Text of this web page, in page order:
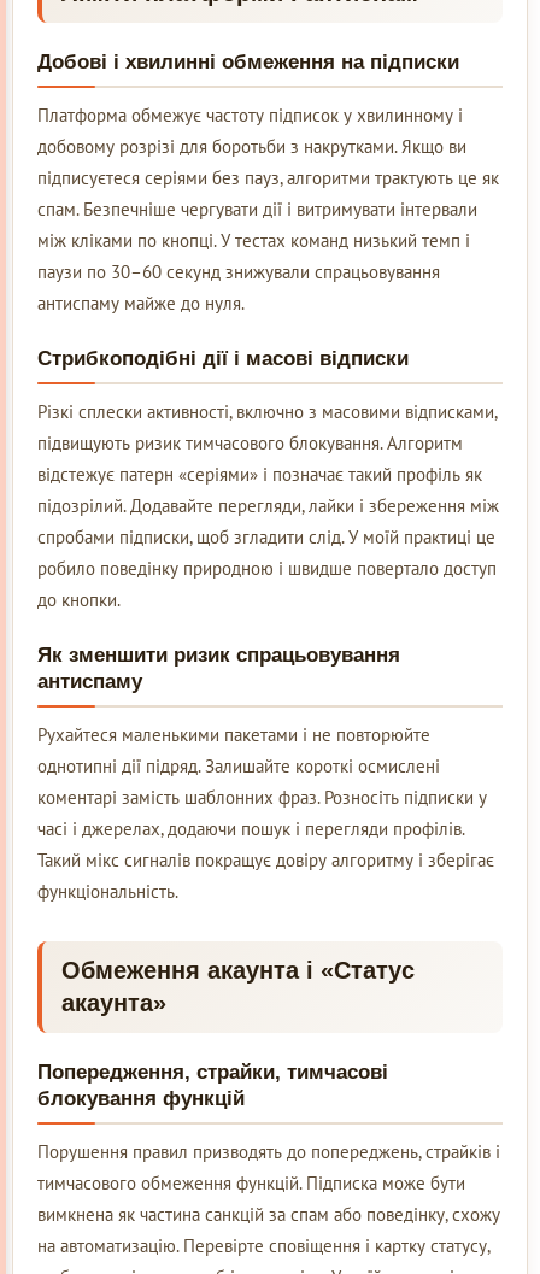
Добові і хвилинні обмеження на підписки
Платформа обмежує частоту підписок у хвилинному і
добовому розрізі для боротьби з накрутками. Якщо ви
підписуєтеся серіями без пауз, алгоритми трактують це як
спам. Безпечніше чергувати дії і витримувати інтервали
між кліками по кнопці. У тестах команд низький темп і
паузи по 30–60 секунд знижували спрацьовування
антиспаму майже до нуля.
Стрибкоподібні дії і масові відписки
Різкі сплески активності, включно з масовими відписками,
підвищують ризик тимчасового блокування. Алгоритм
відстежує патерн «серіями» і позначає такий профіль як
підозрілий. Додавайте перегляди, лайки і збереження між
спробами підписки, щоб згладити слід. У моїй практиці це
робило поведінку природною і швидше повертало доступ
до кнопки.
Як зменшити ризик спрацьовування
антиспаму
Рухайтеся маленькими пакетами і не повторюйте
однотипні дії підряд. Залишайте короткі осмислені
коментарі замість шаблонних фраз. Розносіть підписки у
часі і джерелах, додаючи пошук і перегляди профілів.
Такий мікс сигналів покращує довіру алгоритму і зберігає
функціональність.
Обмеження акаунта і «Статус
акаунта»
Попередження, страйки, тимчасові
блокування функцій
Порушення правил призводять до попереджень, страйків і
тимчасового обмеження функцій. Підписка може бути
вимкнена як частина санкцій за спам або поведінку, схожу
на автоматизацію. Перевірте сповіщення і картку статусу,